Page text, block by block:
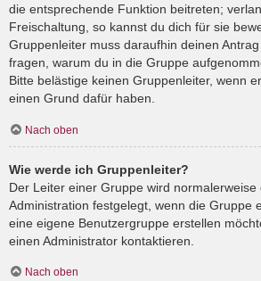
die entsprechende Funktion beitreten;
Freischaltung, so kannst du dich für sie
Gruppenleiter muss daraufhin deinen
fragen, warum du in die Gruppe
Bitte belästige keinen Gruppenleiter, wenn
einen Grund dafür haben.
Nach oben
Wie werde ich Gruppenleiter?
Der Leiter einer Gruppe wird normalerweise
Administration festgelegt, wenn die Gruppe
eine eigene Benutzergruppe erstellen
einen Administrator kontaktieren.
Nach oben